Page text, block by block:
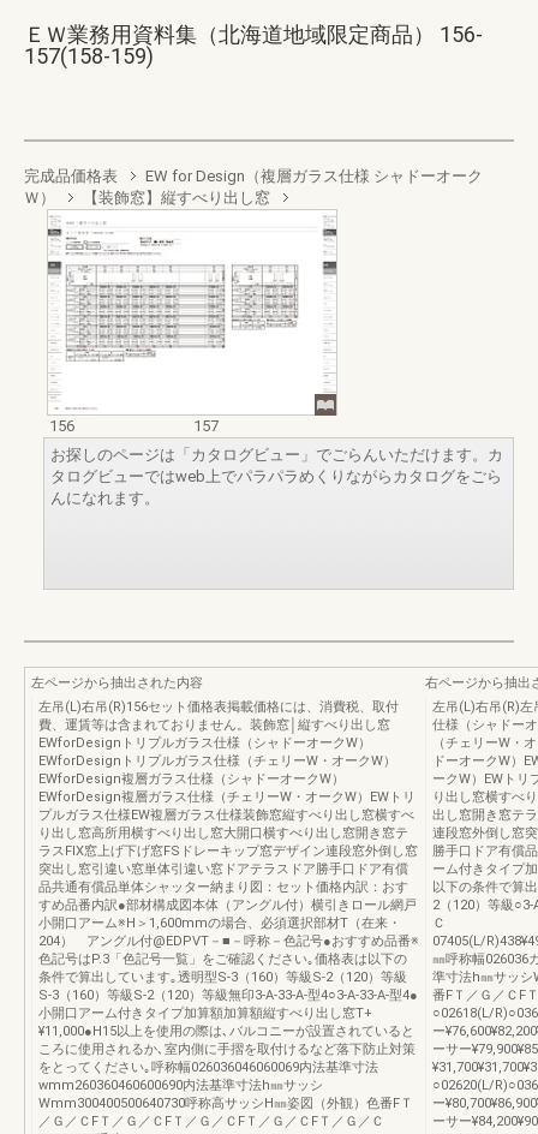
ＥＷ業務用資料集（北海道地域限定商品） 156-
157(158-159)
完成品価格表
EW for Design（複層ガラス仕様 シャドーオーク
Ｗ）
【装飾窓】縦すべり出し窓
156
157
お探しのページは「カタログビュー」でごらんいただけます。カ
タログビューではweb上でパラパラめくりながらカタログをごら
んになれます。
左ページから抽出された内容
左吊(L)右吊(R)156セット価格表掲載価格には、消費税、取付
費、運賃等は含まれておりません。装飾窓│縦すべり出し窓
EWforDesignトリプルガラス仕様（シャドーオークW）
EWforDesignトリプルガラス仕様（チェリーW・オークW）
EWforDesign複層ガラス仕様（シャドーオークW）
EWforDesign複層ガラス仕様（チェリーW・オークW）EWトリ
プルガラス仕様EW複層ガラス仕様装飾窓縦すべり出し窓横すべ
り出し窓高所用横すべり出し窓大開口横すべり出し窓開き窓テ
ラスFIX窓上げ下げ窓FSドレーキップ窓デザイン連段窓外倒し窓
突出し窓引違い窓単体引違い窓ドアテラスドア勝手口ドア有償
品共通有償品単体シャッター納まり図：セット価格内訳：おす
すめ品番内訳●部材構成図本体（アングル付）横引きロール網戸
小開口アーム※H＞1,600mmの場合、必須選択部材T（在来・
204） アングル付@EDPVT－■－呼称－色記号●おすすめ品番※
色記号はP.3「色記号一覧」をご確認ください｡価格表は以下の
条件で算出しています｡透明型S-3（160）等級S-2（120）等級
S-3（160）等級S-2（120）等級無印3-A-33-A-型4○3-A-33-A-型4●
小開口アーム付きタイプ加算額加算額縦すべり出し窓T+
¥11,000●H15以上を使用の際は､バルコニーが設置されていると
ころに使用されるか､室内側に手摺を取付けるなど落下防止対策
をとってください｡呼称幅026036046060069内法基準寸法
wmm260360460600690内法基準寸法h㎜サッシ
Wmm300400500640730呼称高サッシH㎜姿図（外観）色番FＴ
／Ｇ／ＣFＴ／Ｇ／ＣFＴ／Ｇ／ＣFＴ／Ｇ／ＣFＴ／Ｇ／Ｃ
右ページから抽出
左吊(L)右吊(R)
仕様（シャドー
（チェリーW・
ドーオークW）
ークW）EWトリ
り出し窓横すべ
出し窓開き窓テ
連段窓外倒し窓
勝手口ドア有償
ーム付きタイプ
以下の条件で算
2（120）等級○3-
Ｃ
07405(L/
㎜呼称幅026036
準寸法h㎜サッシ
番FＴ／Ｇ／ＣF
○02618(L/
ー
ーサー
○02620(L/
ー
ーサー